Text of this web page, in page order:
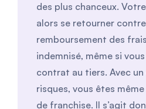
des plus chanceux.
alors se retourner
remboursement des
indemnisé, même si
contrat au tiers. Avec
risques, vous êtes
de franchise. Il s’agit